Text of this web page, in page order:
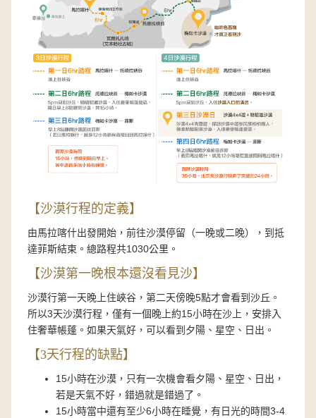
【沙漠行程的定義】
由馬拉喀什出發開始，前往沙漠停留（一晚或二晚），到抵
達菲斯結束。總路程共1030公里。
【沙漠第一晚根本還沒看見沙】
沙漠行第一天晚上住峽谷，第二天傍晚5點才會看到沙丘。
所以3天沙漠行程，僅有一個晚上約15小時在沙上，安排入
住奢華帳蓬。如果天氣好，可以看到夕陽、星空、日出。
【3天行程的缺點】
15小時在沙漠，只有一次機會看夕陽、星空、日出，
若是天氣不好，錯過就是錯過了。
15小時當中還有至少6小時在睡覺，有日光的時間3-4